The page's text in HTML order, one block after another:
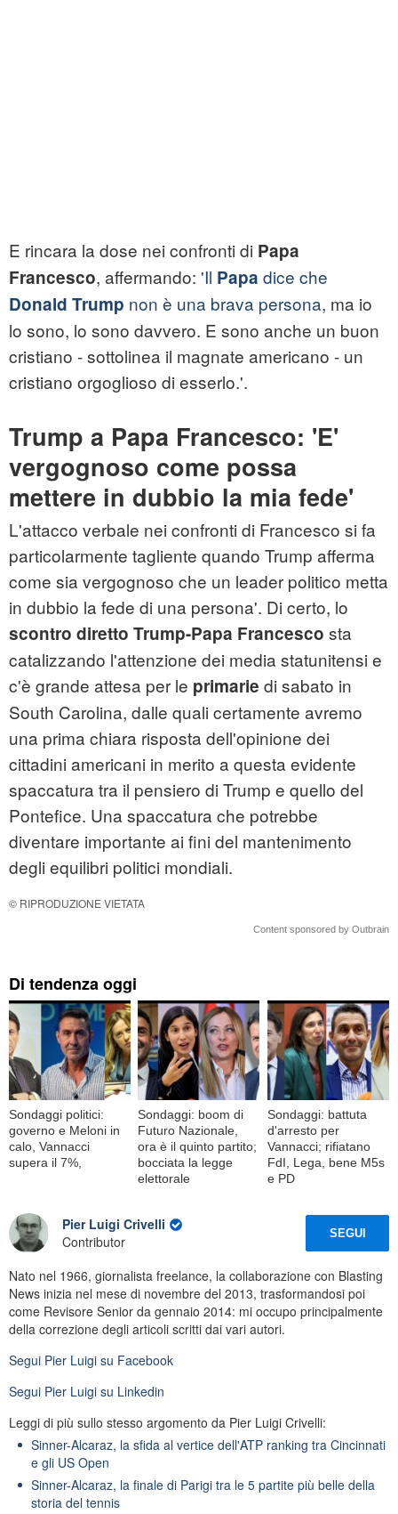
E rincara la dose nei confronti di Papa
Francesco, affermando: 'Il Papa dice che
Donald Trump non è una brava persona, ma io
lo sono, lo sono davvero. E sono anche un buon
cristiano - sottolinea il magnate americano - un
cristiano orgoglioso di esserlo.'.
Trump a Papa Francesco: 'E'
vergognoso come possa
mettere in dubbio la mia fede'
L'attacco verbale nei confronti di Francesco si fa
particolarmente tagliente quando Trump afferma
come sia vergognoso che un leader politico metta
in dubbio la fede di una persona'. Di certo, lo
scontro diretto Trump-Papa Francesco sta
catalizzando l'attenzione dei media statunitensi e
c'è grande attesa per le primarie di sabato in
South Carolina, dalle quali certamente avremo
una prima chiara risposta dell'opinione dei
cittadini americani in merito a questa evidente
spaccatura tra il pensiero di Trump e quello del
Pontefice. Una spaccatura che potrebbe
diventare importante ai fini del mantenimento
degli equilibri politici mondiali.
© RIPRODUZIONE VIETATA
Content sponsored by Outbrain
Di tendenza oggi
Sondaggi politici:
governo e Meloni in
calo, Vannacci
supera il 7%,
Sondaggi: boom di
Futuro Nazionale,
ora è il quinto partito;
bocciata la legge
elettorale
Sondaggi: battuta
d'arresto per
Vannacci; rifiatano
FdI, Lega, bene M5s
e PD
Pier Luigi Crivelli
Contributor
SEGUI
Nato nel 1966, giornalista freelance, la collaborazione con Blasting
News inizia nel mese di novembre del 2013, trasformandosi poi
come Revisore Senior da gennaio 2014: mi occupo principalmente
della correzione degli articoli scritti dai vari autori.
Segui Pier Luigi su Facebook
Segui Pier Luigi su Linkedin
Leggi di più sullo stesso argomento da Pier Luigi Crivelli:
Sinner-Alcaraz, la sfida al vertice dell'ATP ranking tra Cincinnati
e gli US Open
Sinner-Alcaraz, la finale di Parigi tra le 5 partite più belle della
storia del tennis